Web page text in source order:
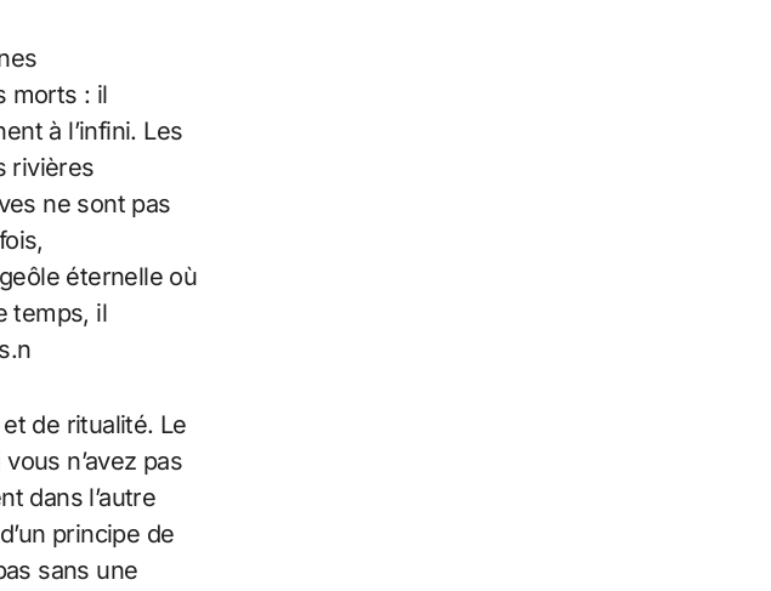
morts : il
à l’infini. Les
rivières
ne sont pas
éternelle où
temps, il
de ritualité. Le
n’avez pas
dans l’autre
principe de
sans une